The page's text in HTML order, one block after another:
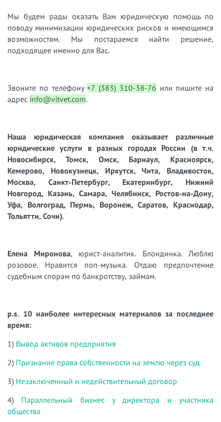
Мы будем рады оказать Вам юридическую помощь по
поводу минимизации юридических рисков и имеющимся
возможностям. Мы постараемся найти решение,
подходящее именно для Вас.
Звоните по телефону+7 (383) 310-38-76 или пишите на
адрес info@vitvet.com.
Наша юридическая компания оказывает различные
юридические услуги в разных городах России (в т.ч.
Новосибирск, Томск, Омск, Барнаул, Красноярск,
Кемерово, Новокузнецк, Иркутск, Чита, Владивосток,
Москва, Санкт-Петербург, Екатеринбург, Нижний
Новгород, Казань, Самара, Челябинск, Ростов-на-Дону,
Уфа, Волгоград, Пермь, Воронеж, Саратов, Краснодар,
Тольятти, Сочи).
Елена Миронова, юрист-аналитик. Блондинка. Люблю
розовое. Нравится поп-музыка. Отдаю предпочтение
судебным спорам по банкротству, займам.
p.s. 10 наиболее интересных материалов за последнее
время:
1) Вывод активов предприятия
2) Признание права собственности на землю через суд
3) Незаключенный и недействительный договор
4) Параллельный бизнес у директора и участника
общества